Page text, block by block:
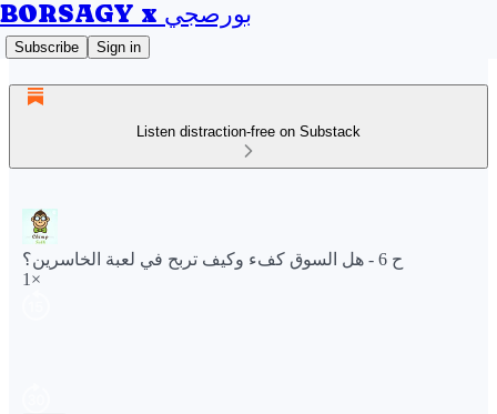
BORSAGY x بورصجي
Subscribe Sign in
Listen distraction-free on Substack
ح 6 - هل السوق كفء وكيف تربح في لعبة الخاسرين؟
1×